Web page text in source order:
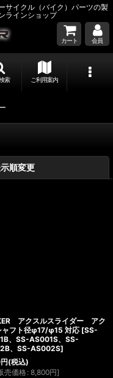
サイクル（バイク）パーツの製
ラインショップ
カート 会員
索 ご利用案内
順変更
アクスルスライダー アク
ャフト径φ17/φ15 対応 [SS-
、SS-AS001S、SS-
、SS-AS002S]
円(税込)
売価格 : 8,800円]